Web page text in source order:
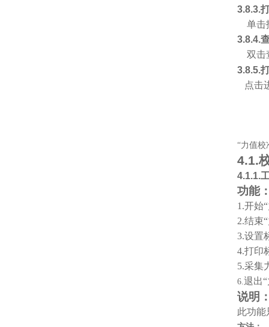
3.8.3.
单击
3.8.4.
双击
3.8.5.
点击
“力值校
4.1.
4.1.1.
功能
1.开始
2.结束
3.设置
4.打印
5.采集
6.退出
说明
此功能